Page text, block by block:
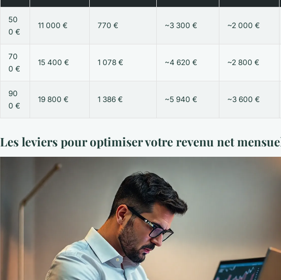
50
0 €
11 000 € 770 € ~3 300 € ~2 000 €
70
0 €
15 400 € 1 078 € ~4 620 € ~2 800 €
90
0 €
19 800 € 1 386 € ~5 940 € ~3 600 €
Les leviers pour optimiser votre revenu net